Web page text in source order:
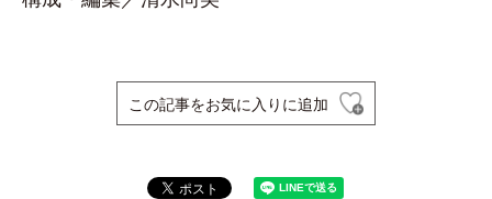
この記事をお気に入りに追加